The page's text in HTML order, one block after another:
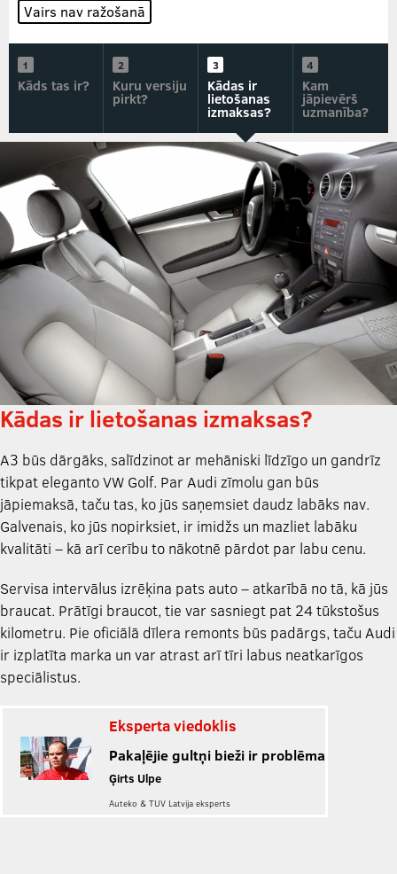
Vairs nav ražošanā
Kāds tas ir? Kuru versiju
pirkt?
Kādas ir
lietošanas
izmaksas?
Kam
jāpievērš
uzmanība?
Kādas ir lietošanas izmaksas?
A3 būs dārgāks, salīdzinot ar mehāniski līdzīgo un gandrīz
tikpat eleganto VW Golf. Par Audi zīmolu gan būs
jāpiemaksā, taču tas, ko jūs saņemsiet daudz labāks nav.
Galvenais, ko jūs nopirksiet, ir imidžs un mazliet labāku
kvalitāti – kā arī cerību to nākotnē pārdot par labu cenu.
Servisa intervālus izrēķina pats auto – atkarībā no tā, kā jūs
braucat. Prātīgi braucot, tie var sasniegt pat 24 tūkstošus
kilometru. Pie oficiālā dīlera remonts būs padārgs, taču Audi
ir izplatīta marka un var atrast arī tīri labus neatkarīgos
speciālistus.
Eksperta viedoklis
Pakaļējie gultņi bieži ir problēma
Ģirts Ulpe
Auteko & TUV Latvija eksperts